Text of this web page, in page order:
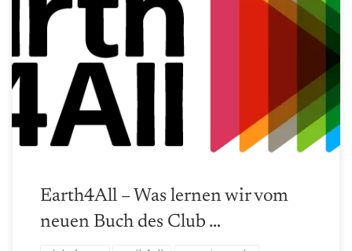
Wie kann eine Welt für alle aussehen? Wo müssen wir umsteuern?
Was sind unsere größten Hebel?
Earth4All – Was lernen wir vom
neuen Buch des Club …